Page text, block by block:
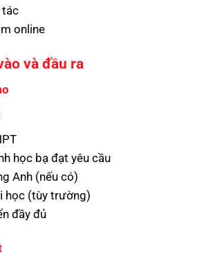
online
và đầu ra
học bạ đạt yêu cầu
Anh (nếu có)
học (tùy trường)
đầy đủ